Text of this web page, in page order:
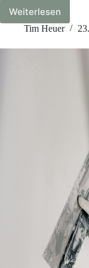
Weiterlesen
Was
ist
Tim Heuer